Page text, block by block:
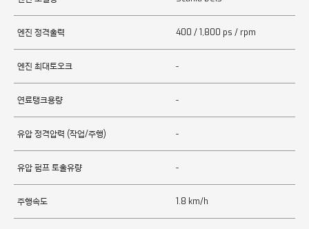
엔진 정격출력 400 / 1,800 ps / rpm
엔진 최대토오크 -
연료탱크용량 -
유압 정격압력 (작업/주행) -
유압 펌프 토출유량 -
주행속도 1.8 km/h